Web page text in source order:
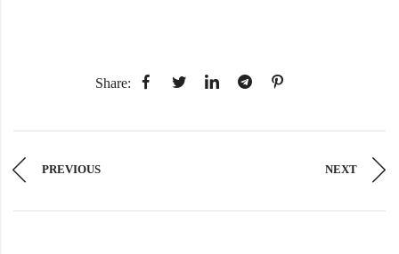
Share:
PREVIOUS NEXT